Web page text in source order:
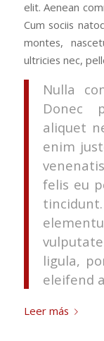
elit. Aenean
Cum sociis
montes,
ultricies nec,
Nulla
Donec
aliquet
enim
felis eu
ligula,
eleifend
Leer más